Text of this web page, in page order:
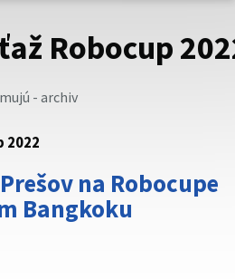
že zdieľate informácie iba
domény webového sídla.
Robocup
- archiv
2022
na Robocupe
Bangkoku